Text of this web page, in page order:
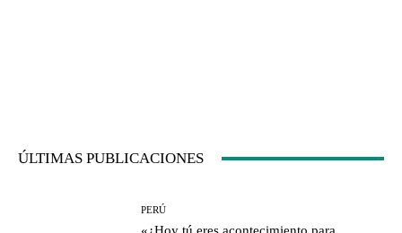
ÚLTIMAS PUBLICACIONES
PERÚ
«¿Hoy tú eres acontecimiento para